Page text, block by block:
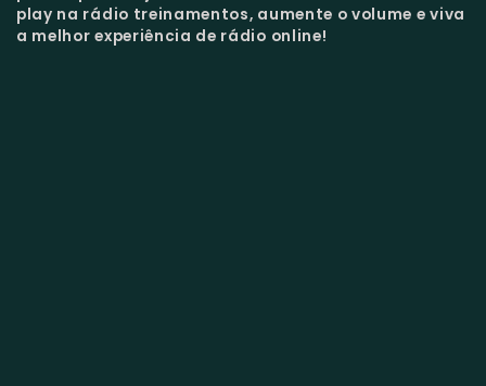
play na rádio treinamentos, aumente o volume e viva
a melhor experiência de rádio online!